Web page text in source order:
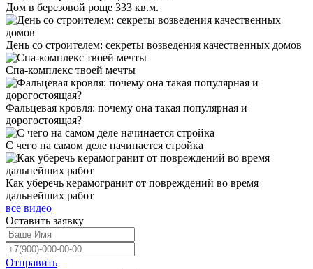
Дом в березовой роще 333 кв.м.
День со строителем: секреты возведения качественных домов
Спа-комплекс твоей мечты
Фальцевая кровля: почему она такая популярная и
дорогостоящая?
С чего на самом деле начинается стройка
Как уберечь керамогранит от повреждений во время
дальнейших работ
все видео
Оставить заявку
Отправить